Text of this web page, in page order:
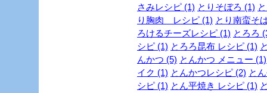
さみレシピ (1) とりそぼろ (1)
り胸肉 レシピ (1) とり南蛮そ
ろけるチーズレシピ (1) とろろ
シピ (1) とろろ昆布 レシピ (1)
んかつ (5) とんかつ メニュー (1)
イク (1) とんかつレシピ (2) と
シピ (1) とん平焼き レシピ (1)